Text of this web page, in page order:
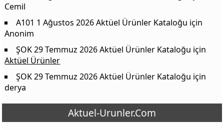
Cemil
A101 1 Ağustos 2026 Aktüel Ürünler Kataloğu için
Anonim
ŞOK 29 Temmuz 2026 Aktüel Ürünler Kataloğu için
Aktüel Ürünler
ŞOK 29 Temmuz 2026 Aktüel Ürünler Kataloğu için
derya
Aktuel-Urunler.Com